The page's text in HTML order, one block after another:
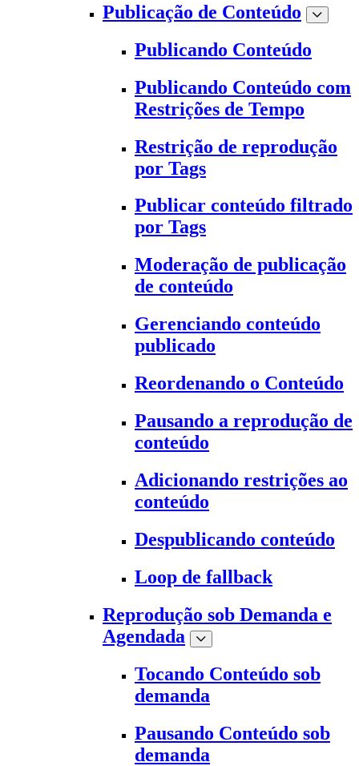
Publicação de Conteúdo
Publicando Conteúdo
Publicando Conteúdo com
Restrições de Tempo
Restrição de reprodução
por Tags
Publicar conteúdo filtrado
por Tags
Moderação de publicação
de conteúdo
Gerenciando conteúdo
publicado
Reordenando o Conteúdo
Pausando a reprodução de
conteúdo
Adicionando restrições ao
conteúdo
Despublicando conteúdo
Loop de fallback
Reprodução sob Demanda e
Agendada
Tocando Conteúdo sob
demanda
Pausando Conteúdo sob
demanda